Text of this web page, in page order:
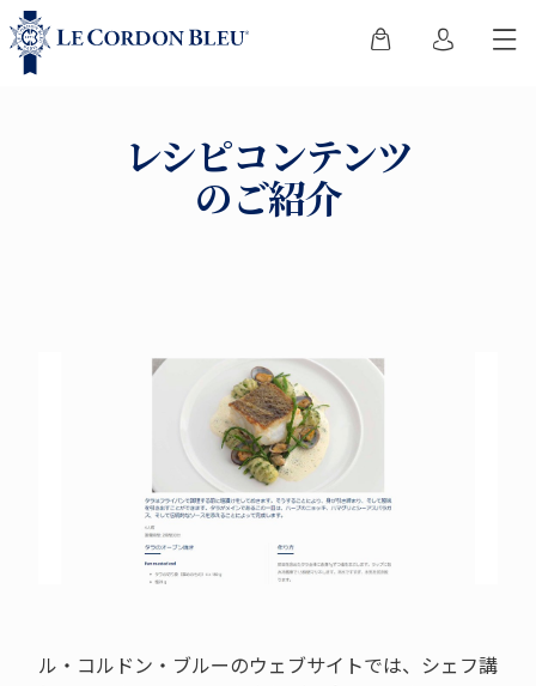
レシピコンテンツ
のご紹介
ル・コルドン・ブルーのウェブサイトでは、シェフ講